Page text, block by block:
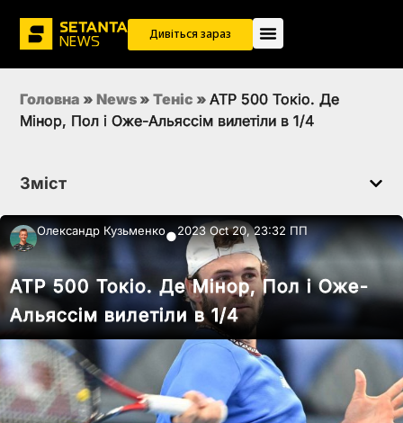
Дивіться зараз
Головна » News » Теніс » ATP 500 Токіо. Де
Мінор, Пол і Оже-Альяссім вилетіли в 1/4
Зміст
Олександр Кузьменко●2023 Oct 20, 23:32 ПП
ATP 500 Токіо. Де Мінор, Пол і Оже-
Альяссім вилетіли в 1/4